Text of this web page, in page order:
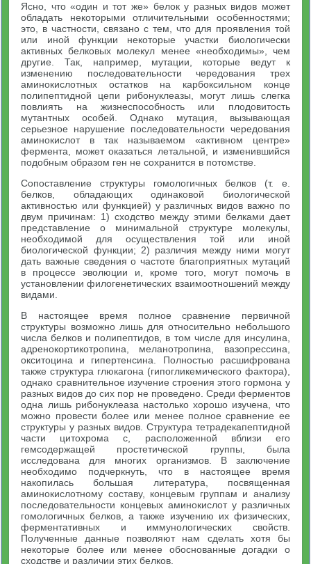
Ясно, что «один и тот же» белок у разных видов может
обладать некоторыми отличительными особенностями;
это, в частности, связано с тем, что для проявления той
или иной функции некоторые участки биологически
активных белковых молекул менее «необходимы», чем
другие. Так, например, мутации, которые ведут к
изменению последовательности чередования трех
аминокислотных остатков на карбоксильном конце
полипептидной цепи рибонуклеазы, могут лишь слегка
повлиять на жизнеспособность или плодовитость
мутантных особей. Однако мутация, вызывающая
серьезное нарушение последовательности чередования
аминокислот в так называемом «активном центре»
фермента, может оказаться летальной, и изменившийся
подобным образом ген не сохранится в потомстве.
Сопоставление структуры гомологичных белков (т. е.
белков, обладающих одинаковой биологической
активностью или функцией) у различных видов важно по
двум причинам: 1) сходство между этими белками дает
представление о минимальной структуре молекулы,
необходимой для осуществления той или иной
биологической функции; 2) различия между ними могут
дать важные сведения о частоте благоприятных мутаций
в процессе эволюции и, кроме того, могут помочь в
установлении филогенетических взаимоотношений между
видами.
В настоящее время полное сравнение первичной
структуры возможно лишь для относительно небольшого
числа белков и полипептидов, в том числе для инсулина,
адренокортикотропина, меланотропина, вазопрессина,
окситоцина и гипертенсина. Полностью расшифрована
также структура глюкагона (гипогликемического фактора),
однако сравнительное изучение строения этого гормона у
разных видов до сих пор не проведено. Среди ферментов
одна лишь рибонуклеаза настолько хорошо изучена, что
можно провести более или менее полное сравнение ее
структуры у разных видов. Структура тетрадекапептидной
части цитохрома с, расположенной вблизи его
гемсодержащей простетической группы, была
исследована для многих организмов. В заключение
необходимо подчеркнуть, что в настоящее время
накопилась большая литература, посвященная
аминокислотному составу, концевым группам и анализу
последовательности концевых аминокислот у различных
гомологичных белков, а также изучению их физических,
ферментативных и иммунологических свойств.
Полученные данные позволяют нам сделать хотя бы
некоторые более или менее обоснованные догадки о
сходстве и различии этих белков.